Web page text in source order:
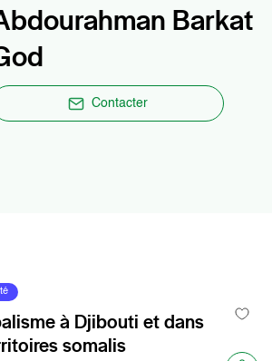
Barkat
Contacter
à Djibouti et dans
somalis